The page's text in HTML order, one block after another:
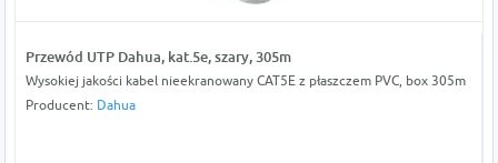
Przewód UTP Dahua, kat.5e, szary, 305m
Wysokiej jakości kabel nieekranowany CAT5E z płaszczem PVC, box 305m
Producent: Dahua